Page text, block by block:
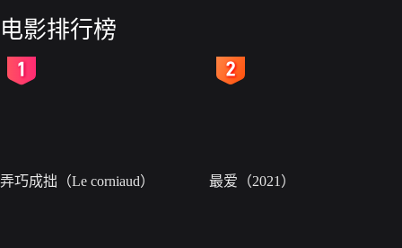
电影排行榜
弄巧成拙（Le corniaud） 最爱（2021）